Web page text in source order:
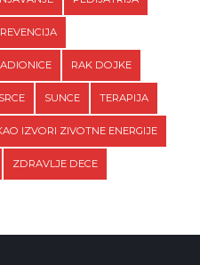
RAK DOJKE
SRCE SUNCE TERAPIJA
IZVORI ZIVOTNE ENERGIJE
ZDRAVLJE DECE